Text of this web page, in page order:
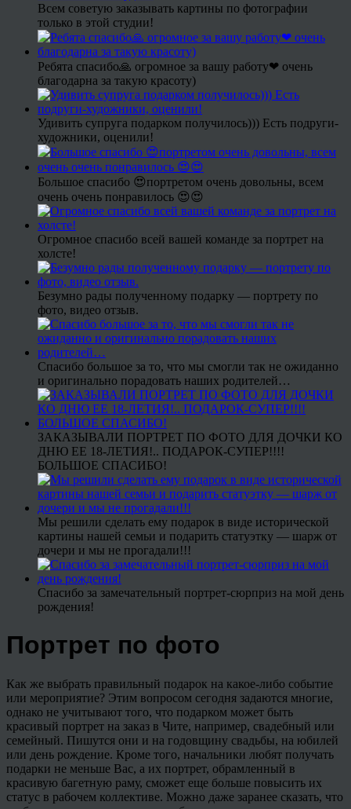
Всем советую заказывать картины по фотографии
только в этой студии!
Ребята спасибо🙏 огромное за вашу работу❤ очень
благодарна за такую красоту)
Удивить супруга подарком получилось))) Есть подруги-
художники, оценили!
Большое спасибо 😍портретом очень довольны, всем
очень очень понравилось 😍😍
Огромное спасибо всей вашей команде за портрет на
холсте!
Безумно рады полученному подарку — портрету по
фото, видео отзыв.
Спасибо большое за то, что мы смогли так не ожиданно
и оригинально порадовать наших родителей…
ЗАКАЗЫВАЛИ ПОРТРЕТ ПО ФОТО ДЛЯ ДОЧКИ КО
ДНЮ ЕЕ 18-ЛЕТИЯ!.. ПОДАРОК-СУПЕР!!!!
БОЛЬШОЕ СПАСИБО!
Мы решили сделать ему подарок в виде исторической
картины нашей семьи и подарить статуэтку — шарж от
дочери и мы не прогадали!!!
Спасибо за замечательный портрет-сюрприз на мой день
рождения!
Портрет по фото
Как же выбрать правильный подарок на какое-либо событие
или мероприятие? Этим вопросом сегодня задаются многие,
однако не учитывают того, что подарком может быть
красивый портрет на заказ в Чите, например, свадебный или
семейный. Пишутся они и на годовщину свадьбы, на юбилей
или день рождение. Кроме того, начальники любят получать
подарки не меньше Вас, а их портрет, обрамленный в
красивую багетную раму, сможет еще больше повысить их
статус в рабочем коллективе. Можно даже заранее сказать, что